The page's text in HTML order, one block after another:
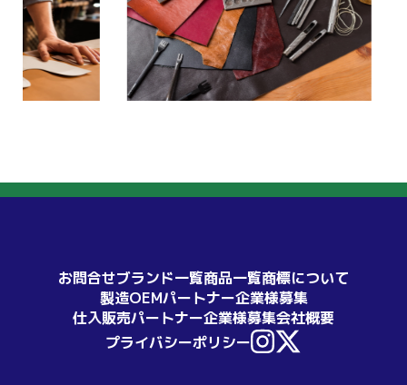
お問合せブランド一覧商品一覧商標について
製造OEMパートナー企業様募集
仕入販売パートナー企業様募集会社概要
プライバシーポリシー